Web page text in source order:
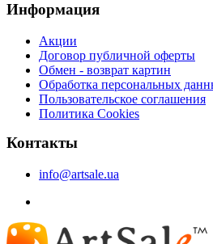
Информация
Акции
Договор публичной оферты
Обмен - возврат картин
Обработка персональных
Пользовательское соглашения
Политика Cookies
Контакты
info@artsale.ua